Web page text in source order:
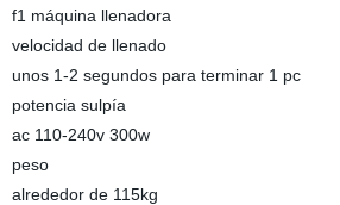
f1 máquina llenadora
velocidad de llenado
unos 1-2 segundos para terminar 1 pc
potencia sulpía
ac 110-240v 300w
peso
alrededor de 115kg